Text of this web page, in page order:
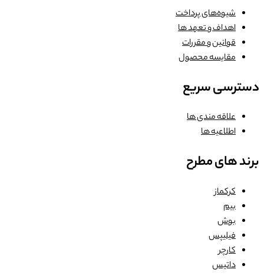
شیوه‌های پرداخت
اهداف و تعهد ها
قوانین و مقررات
مقایسه محصول
دسترسی سریع
علاقه مندی ها
اطلاعیه ها
برند های مطرح
کرکماز
بیم
بوش
فیلیپس
کارچر
داتیس